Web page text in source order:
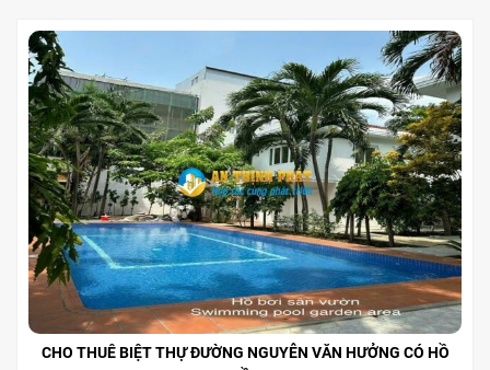
CHO THUÊ BIỆT THỰ ĐƯỜNG NGUYỄN VĂN HƯỞNG CÓ HỒ